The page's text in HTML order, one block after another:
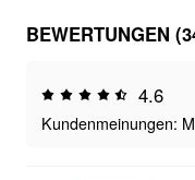
BEWERTUNGEN
4.6
Kundenmeinungen: